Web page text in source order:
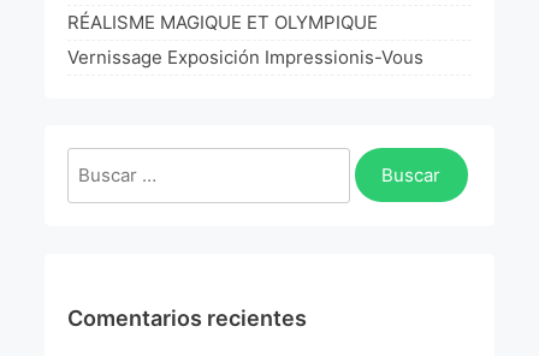
Commissaire D’exposition
Manifiesto Ecoarte
RÉALISME MAGIQUE ET OLYMPIQUE
Vernissage Exposición Impressionis-Vous
Buscar:
Comentarios recientes